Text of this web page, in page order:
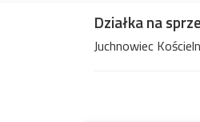
Działka na
Juchnowiec